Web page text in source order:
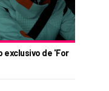
exclusivo de 'For